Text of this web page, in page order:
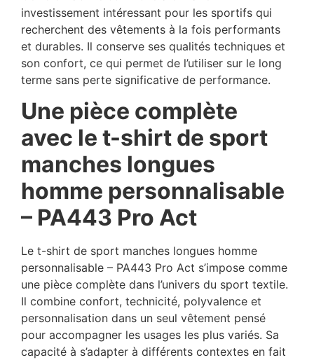
investissement intéressant pour les sportifs qui
recherchent des vêtements à la fois performants
et durables. Il conserve ses qualités techniques et
son confort, ce qui permet de l’utiliser sur le long
terme sans perte significative de performance.
Une pièce complète
avec le t-shirt de sport
manches longues
homme personnalisable
– PA443 Pro Act
Le t-shirt de sport manches longues homme
personnalisable – PA443 Pro Act s’impose comme
une pièce complète dans l’univers du sport textile.
Il combine confort, technicité, polyvalence et
personnalisation dans un seul vêtement pensé
pour accompagner les usages les plus variés. Sa
capacité à s’adapter à différents contextes en fait